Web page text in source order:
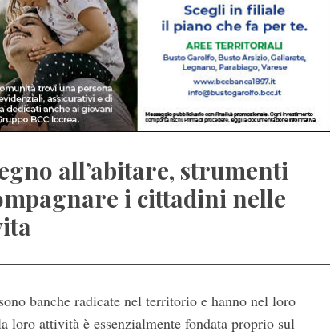
all’abitare, strumenti
i cittadini nelle
banche radicate nel territorio e hanno nel loro
loro attività è essenzialmente fondata proprio sul